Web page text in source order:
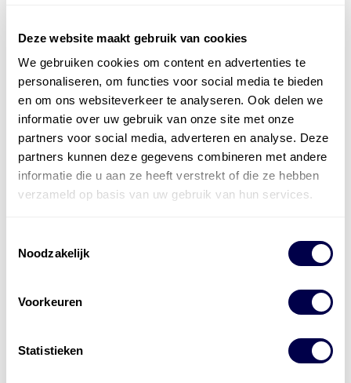
Deze website maakt gebruik van cookies
We gebruiken cookies om content en advertenties te
personaliseren, om functies voor social media te bieden
en om ons websiteverkeer te analyseren. Ook delen we
informatie over uw gebruik van onze site met onze
partners voor social media, adverteren en analyse. Deze
partners kunnen deze gegevens combineren met andere
informatie die u aan ze heeft verstrekt of die ze hebben
verzameld op basis van uw gebruik van hun services.
Noodzakelijk
Voorkeuren
Statistieken
Officieel distributeur met Mobil Smeermiddelen
voor alle sectoren
Welke olie heb ik nodig
Alle producten bekijken
ReferentiesKwikfit,Roba ,de Groot